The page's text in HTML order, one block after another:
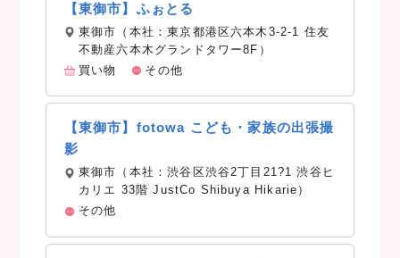
【東御市】ふぉとる
東御市（本社：東京都港区六本木3-2-1 住友
不動産六本木グランドタワー8F）
買い物
その他
【東御市】fotowa こども・家族の出張撮
影
東御市（本社：渋谷区渋谷2丁目21?1 渋谷ヒ
カリエ 33階 JustCo Shibuya Hikarie）
その他